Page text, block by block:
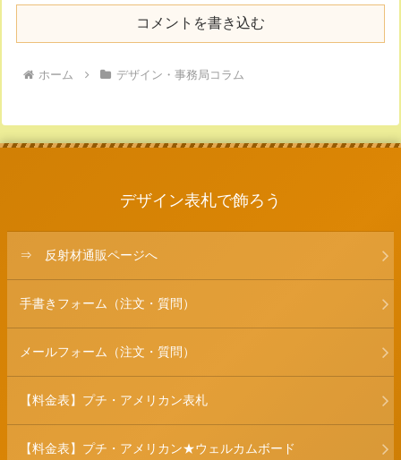
コメントを書き込む
ホーム デザイン・事務局コラム
デザイン表札で飾ろう
⇒ 反射材通販ページへ
手書きフォーム（注文・質問）
メールフォーム（注文・質問）
【料金表】プチ・アメリカン表札
【料金表】プチ・アメリカン★ウェルカムボード